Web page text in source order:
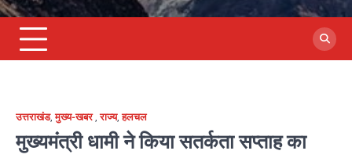
उत्तराखंड,मुख्य-खबर,राज्य,हलचल
मुख्यमंत्री धामी ने किया सतर्कता सप्ताह का